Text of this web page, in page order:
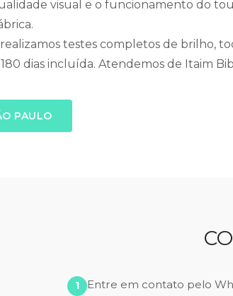
visual e o funcionamento do
testes completos de brilho,
dias incluída. Atendemos de Itaim
PAULO
Entre em contato pelo